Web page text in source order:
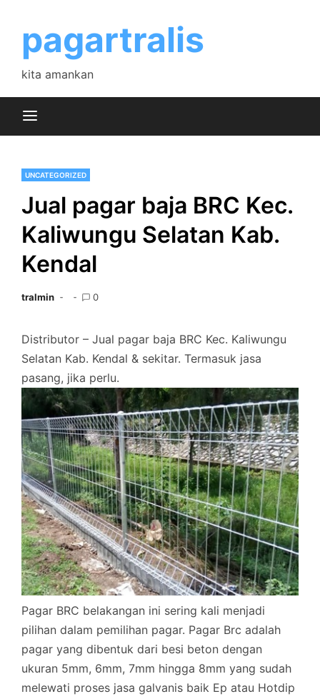
contentpagartralis
kita amankan
UNCATEGORIZED
Jual pagar baja BRC Kec.
Kaliwungu Selatan Kab.
Kendal
tralmin 0
Distributor – Jual pagar baja BRC Kec. Kaliwungu
Selatan Kab. Kendal & sekitar. Termasuk jasa
pasang, jika perlu.
Pagar BRC belakangan ini sering kali menjadi
pilihan dalam pemilihan pagar. Pagar Brc adalah
pagar yang dibentuk dari besi beton dengan
ukuran 5mm, 6mm, 7mm hingga 8mm yang sudah
melewati proses jasa galvanis baik Ep atau Hotdip